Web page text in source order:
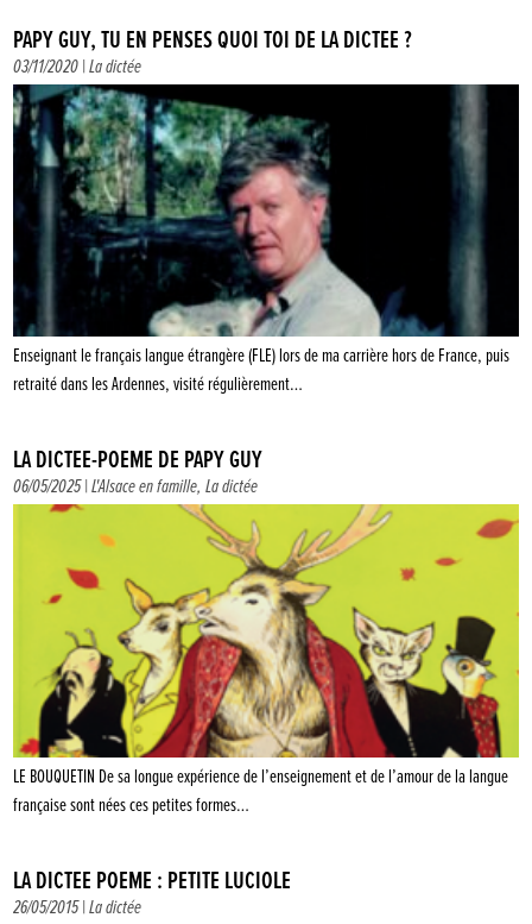
PAPY GUY, TU EN PENSES QUOI TOI DE LA DICTÉE ?
03/11/2020 |La dictée
Enseignant le français langue étrangère (FLE) lors de ma carrière hors de France, puis
retraité dans les Ardennes, visité régulièrement…
LA DICTÉE-POÈME DE PAPY GUY
06/05/2025 |L'Alsace en famille,La dictée
LE BOUQUETIN De sa longue expérience de l’enseignement et de l’amour de la langue
française sont nées ces petites formes…
LA DICTÉE POÈME : PETITE LUCIOLE
26/05/2015 |La dictée